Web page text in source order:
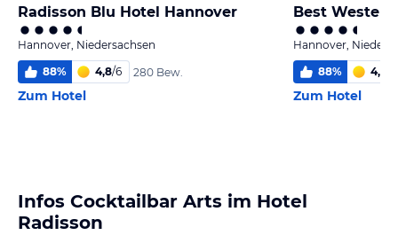
Radisson Blu Hotel Hannover
Hannover, Niedersachsen
88% 4,8/6 280 Bew.
Zum Hotel
Hannover,
88% 4,5
Zum Hotel
Infos Cocktailbar Arts im Hotel
Radisson